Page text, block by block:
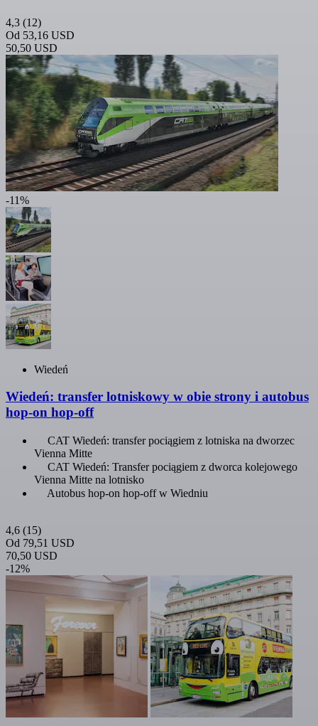
4,3 (12)
Od 53,16 USD
50,50 USD
-11%
Wiedeń
Wiedeń: transfer lotniskowy w obie strony i autobus
hop-on hop-off
CAT Wiedeń: transfer pociągiem z lotniska na dworzec
Vienna Mitte
CAT Wiedeń: Transfer pociągiem z dworca kolejowego
Vienna Mitte na lotnisko
Autobus hop-on hop-off w Wiedniu
4,6 (15)
Od 79,51 USD
70,50 USD
-12%